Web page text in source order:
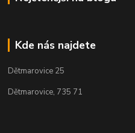
Kde nás najdete
Dětmarovice 25
Dětmarovice, 735 71